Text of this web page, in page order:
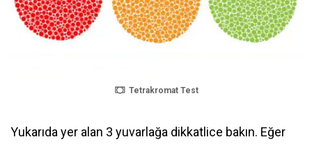
Tetrakromat Test
Yukarıda yer alan 3 yuvarlağa dikkatlice bakın. Eğer